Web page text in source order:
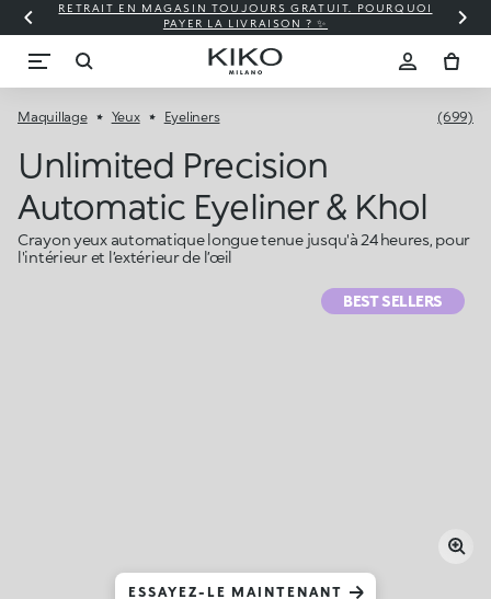
RETRAIT EN MAGASIN TOUJOURS GRATUIT. POURQUOI
PAYER LA LIVRAISON ? ✨
Maquillage Yeux Eyeliners (699)
Unlimited Precision
Automatic Eyeliner & Khol
Crayon yeux automatique longue tenue jusqu'à 24 heures, pour
l'intérieur et l’extérieur de l’œil
BEST SELLERS
ESSAYEZ-LE MAINTENANT